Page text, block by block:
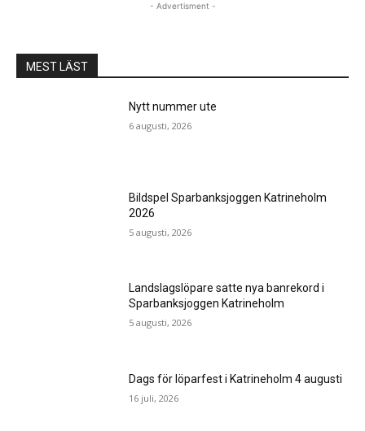
- Advertisment -
MEST LÄST
Nytt nummer ute
6 augusti, 2026
Bildspel Sparbanksjoggen Katrineholm
2026
5 augusti, 2026
Landslagslöpare satte nya banrekord i
Sparbanksjoggen Katrineholm
5 augusti, 2026
Dags för löparfest i Katrineholm 4 augusti
16 juli, 2026